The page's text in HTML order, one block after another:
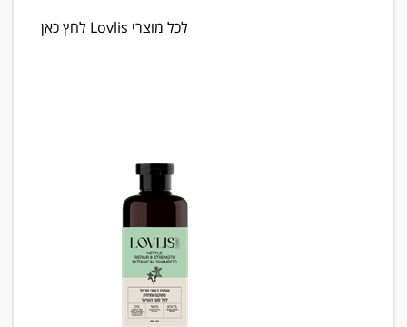
לכל מוצרי Lovlis לחץ כאן